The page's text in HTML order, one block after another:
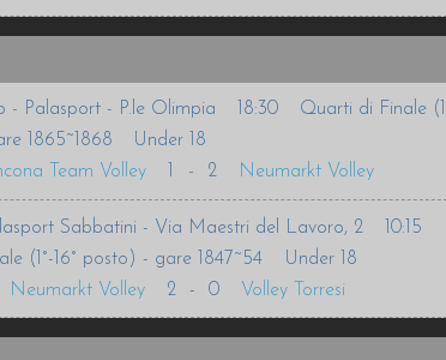
- Palasport - P.le Olimpia 18:30
Quarti di Finale
1865~1868
Under 18
Team Volley
1 - 2 Neumarkt Volley
Sabbatini - Via Maestri del Lavoro, 2
10:15
(1°-16° posto) - gare 1847~54
Under 18
Neumarkt Volley
2 - 0 Volley Torresi